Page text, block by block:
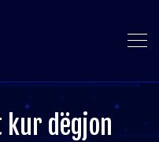
kur dëgjon